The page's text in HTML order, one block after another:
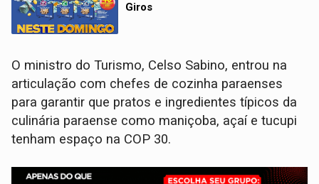
Giros
O ministro do Turismo, Celso Sabino, entrou na
articulação com chefes de cozinha paraenses
para garantir que pratos e ingredientes típicos da
culinária paraense como maniçoba, açaí e tucupi
tenham espaço na COP 30.